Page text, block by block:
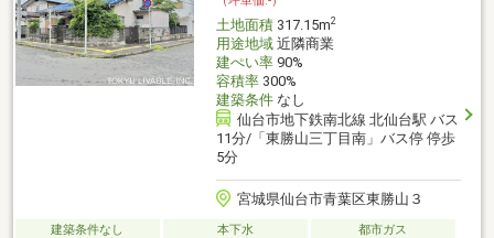
介業者様ご紹介できません。
土地面積317.15m2
用途地域近隣商業
建ぺい率90%
容積率300%
建築条件なし
仙台市地下鉄南北線 北仙台駅 バス
11分/「東勝山三丁目南」バス停 停歩
5分
宮城県仙台市青葉区東勝山３
建築条件なし 本下水
都市ガス